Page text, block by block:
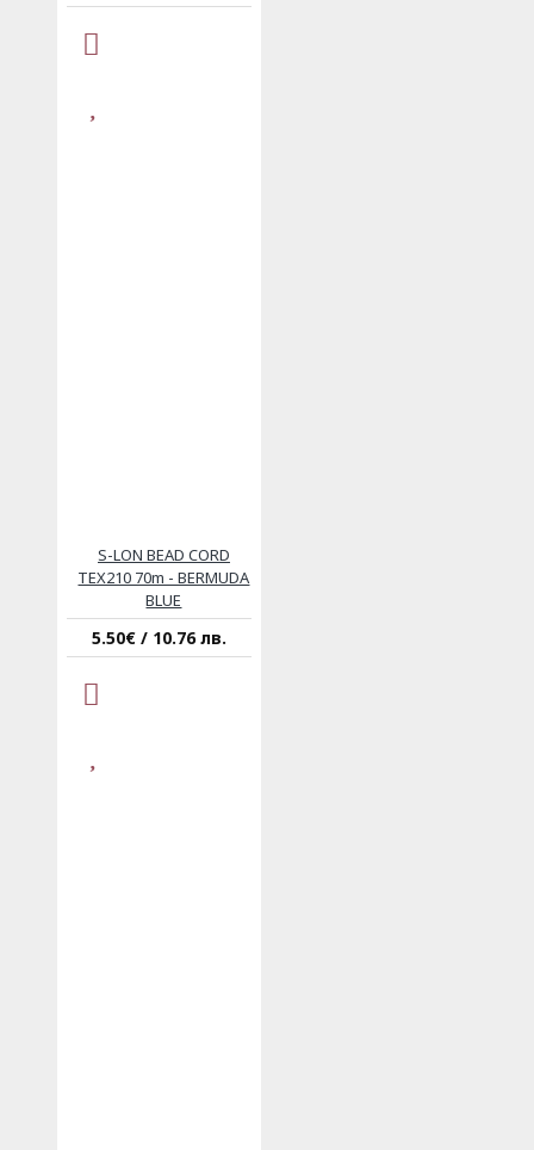
S-LON BEAD CORD
TEX210 70m - BERMUDA
BLUE
5.50€ / 10.76 лв.